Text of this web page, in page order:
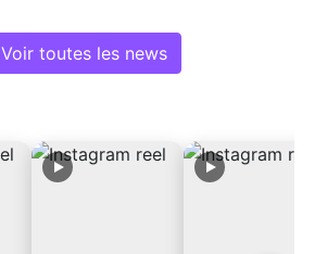
Voir toutes les news